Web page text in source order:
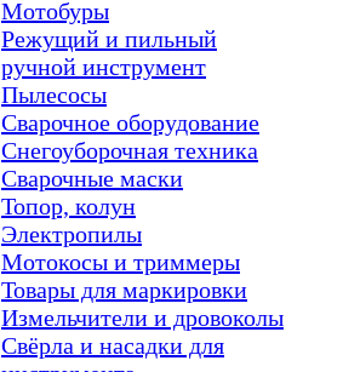
Мотобуры
Режущий и пильный
ручной инструмент
Пылесосы
Сварочное оборудование
Снегоуборочная техника
Сварочные маски
Топор, колун
Электропилы
Мотокосы и триммеры
Товары для маркировки
Измельчители и дровоколы
Свёрла и насадки для